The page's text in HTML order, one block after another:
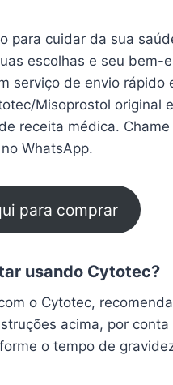
para cuidar da sua
escolhas e seu bem-
serviço de envio rápido
Misoprostol original
receita médica. Chame
WhatsApp.
para comprar
usando Cytotec?
o Cytotec,
acima, por conta
o tempo de